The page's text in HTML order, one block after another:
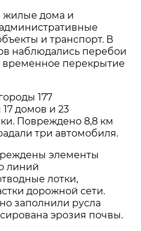
жилые дома и
и транспорт. В
наблюдались перебои
перекрытие
177
домов и 23
Повреждено 8,8 км
три автомобиля.
элементы
линий
лотки,
дорожной сети.
заполнили русла
эрозия почвы.